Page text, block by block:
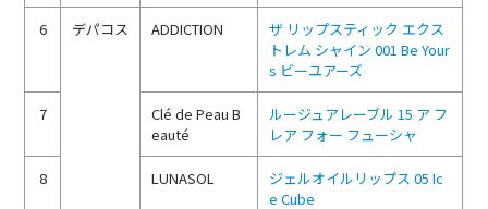
6 デパコス ADDICTION
ザ リップスティック エクス
トレム シャイン 001 Be Your
s ビーユアーズ
7
Clé de Peau B
eauté
ルージュアレーブル 15 ア フ
レア フォー フューシャ
8 LUNASOL
ジェルオイルリップス 05 Ic
e Cube